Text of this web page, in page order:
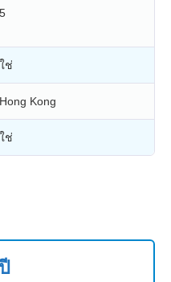
5
ใช่
Hong Kong
ใช่